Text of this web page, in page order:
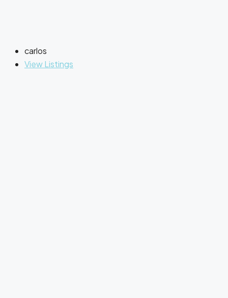
carlos
View Listings